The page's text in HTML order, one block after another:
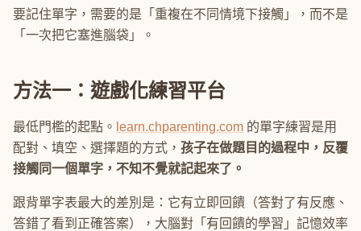
要記住單字，需要的是「重複在不同情境下接觸」，而不是
「一次把它塞進腦袋」。
方法一：遊戲化練習平台
最低門檻的起點。 learn.chparenting.com 的單字練習是用
配對、填空、選擇題的方式， 孩子在做題目的過程中，反覆
接觸同一個單字，不知不覺就記起來了。
跟背單字表最大的差別是：它有立即回饋（答對了有反應、
答錯了看到正確答案），大腦對「有回饋的學習」記憶效率